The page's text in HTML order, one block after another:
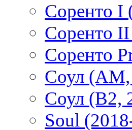
Соренто I
Соренто
Соренто
Соул
Соул (B2,
Soul